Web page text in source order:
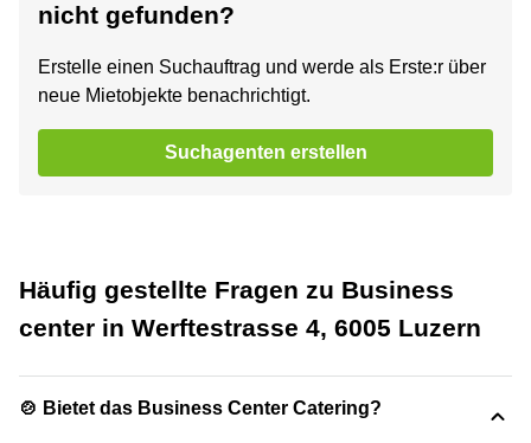
nicht gefunden?
Erstelle einen Suchauftrag und werde als Erste:r über
neue Mietobjekte benachrichtigt.
Suchagenten erstellen
Häufig gestellte Fragen zu Business
center in Werftestrasse 4, 6005 Luzern
🍲 Bietet das Business Center Catering?